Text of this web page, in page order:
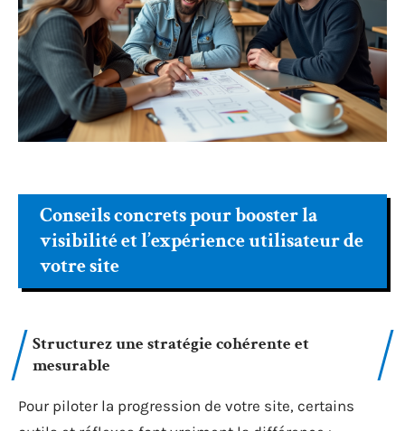
Conseils concrets pour booster la
visibilité et l’expérience utilisateur de
votre site
Structurez une stratégie cohérente et
mesurable
Pour piloter la progression de votre site, certains